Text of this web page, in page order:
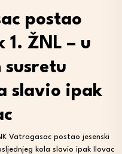
postao
1. ŽNL – u
susretu
slavio ipak
Vatrogasac postao jesenski
kola slavio ipak Ilovac